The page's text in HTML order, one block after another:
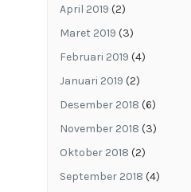
April 2019 (2)
Maret 2019 (3)
Februari 2019 (4)
Januari 2019 (2)
Desember 2018 (6)
November 2018 (3)
Oktober 2018 (2)
September 2018 (4)